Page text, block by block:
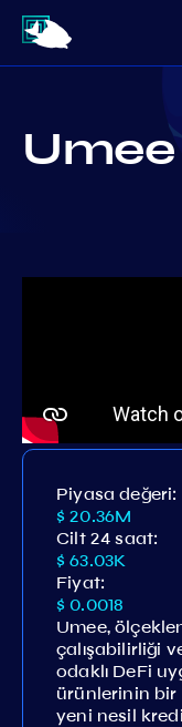
Umee
Piyasa değeri:
$ 20.36M
Cilt 24 saat:
$ 63.03K
Fiyat:
$ 0.0018
Umee,
çalışabilirliği
odaklı DeFi
ürünlerinin bir
yeni nesil